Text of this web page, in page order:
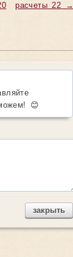
расчеты 22 →
😊
закрыть